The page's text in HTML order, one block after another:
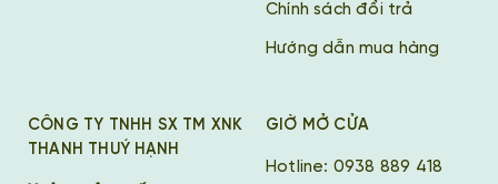
Chính sách đổi trả
Hướng dẫn mua hàng
CÔNG TY TNHH SX TM XNK
THANH THUÝ HẠNH
GIỜ MỞ CỬA
Hotline: 0938 889 418